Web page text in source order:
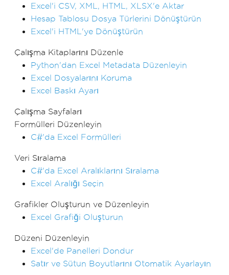
Excel'i CSV, XML, HTML, XLSX'e Aktar
Hesap Tablosu Dosya Türlerini Dönüştürün
Excel'i HTML'ye Dönüştürün
Çalışma Kitaplarını Düzenle
Python'dan Excel Metadata Düzenleyin
Excel Dosyalarını Koruma
Excel Baskı Ayarı
Çalışma Sayfaları
Formülleri Düzenleyin
C#'da Excel Formülleri
Veri Sıralama
C#'da Excel Aralıklarını Sıralama
Excel Aralığı Seçin
Grafikler Oluşturun ve Düzenleyin
Excel Grafiği Oluşturun
Düzeni Düzenleyin
Excel'de Panelleri Dondur
Satır ve Sütun Boyutlarını Otomatik Ayarlayın